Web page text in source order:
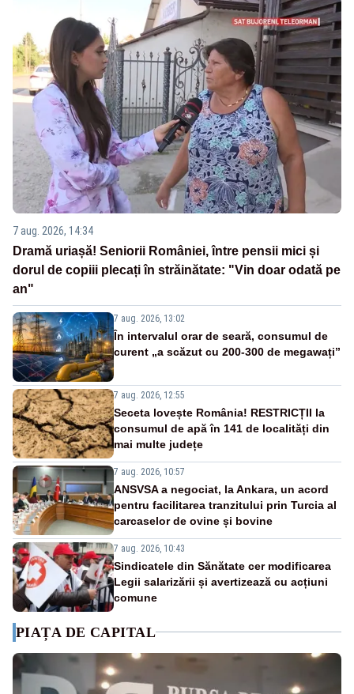
7 aug. 2026, 14:34
Dramă uriașă! Seniorii României, între pensii mici și
dorul de copiii plecați în străinătate: "Vin doar odată pe
an"
7 aug. 2026, 13:02
În intervalul orar de seară, consumul de
curent „a scăzut cu 200-300 de megawați”
7 aug. 2026, 12:55
Seceta lovește România! RESTRICȚII la
consumul de apă în 141 de localități din
mai multe județe
7 aug. 2026, 10:57
ANSVSA a negociat, la Ankara, un acord
pentru facilitarea tranzitului prin Turcia al
carcaselor de ovine și bovine
7 aug. 2026, 10:43
Sindicatele din Sănătate cer modificarea
Legii salarizării și avertizează cu acțiuni
comune
PIAȚA DE CAPITAL